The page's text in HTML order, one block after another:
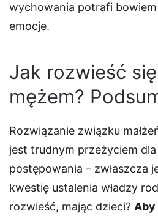
wychowania potrafi
emocje.
Jak rozwieść
mężem?
Rozwiązanie związku
jest trudnym przeżyciem
postępowania – zwłaszcza
kwestię ustalenia władzy
rozwieść, mając dzieci? Aby